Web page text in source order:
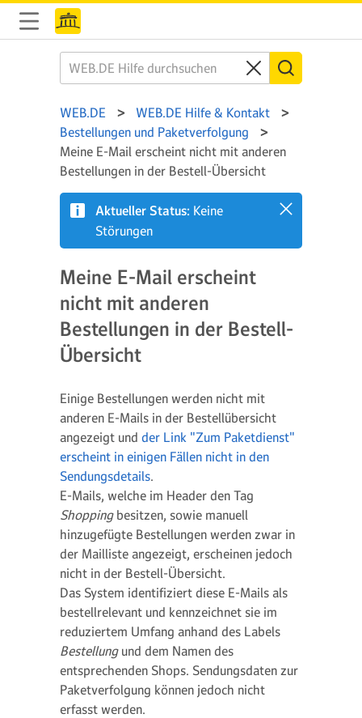
WEB.DE
WEB.DE Hilfe & Kontakt
Bestellungen und Paketverfolgung
Meine E-Mail erscheint nicht mit anderen
Bestellungen in der Bestell-Übersicht
Aktueller Status: Keine
Störungen
Meine E-Mail erscheint
nicht mit anderen
Bestellungen in der Bestell-
Übersicht
Einige Bestellungen werden nicht mit
anderen E-Mails in der Bestellübersicht
angezeigt und der Link "Zum Paketdienst"
erscheint in einigen Fällen nicht in den
Sendungsdetails.
E-Mails, welche im Header den Tag
Shoppingbesitzen, sowie manuell
hinzugefügte Bestellungen werden zwar in
der Mailliste angezeigt, erscheinen jedoch
nicht in der Bestell-Übersicht.
Das System identifiziert diese E-Mails als
bestellrelevant und kennzeichnet sie im
reduziertem Umfang anhand des Labels
Bestellungund dem Namen des
entsprechenden Shops. Sendungsdaten zur
Paketverfolgung können jedoch nicht
erfasst werden.